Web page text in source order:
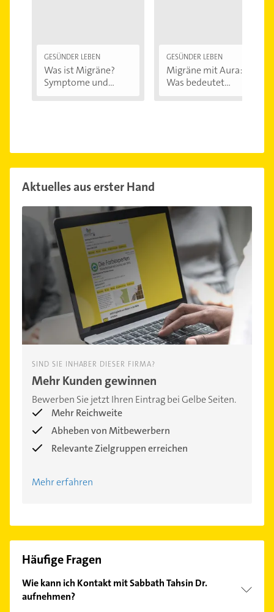
GESÜNDER LEBEN
Was ist Migräne?
Symptome und...
GESÜNDER LEBEN
Migräne mit Aura:
Was bedeutet...
Aktuelles aus erster Hand
SIND SIE INHABER DIESER FIRMA?
Mehr Kunden gewinnen
Bewerben Sie jetzt Ihren Eintrag bei Gelbe Seiten.
Mehr Reichweite
Abheben von Mitbewerbern
Relevante Zielgruppen erreichen
Mehr erfahren
Häufige Fragen
Wie kann ich Kontakt mit Sabbath Tahsin Dr.
aufnehmen?